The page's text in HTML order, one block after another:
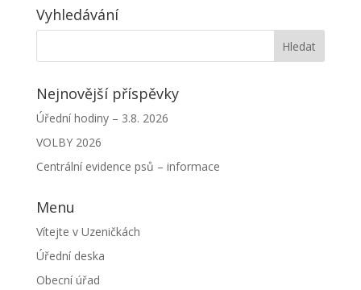
Vyhledávání
Nejnovější příspěvky
Úřední hodiny – 3.8. 2026
VOLBY 2026
Centrální evidence psů – informace
Menu
Vítejte v Uzeničkách
Úřední deska
Obecní úřad